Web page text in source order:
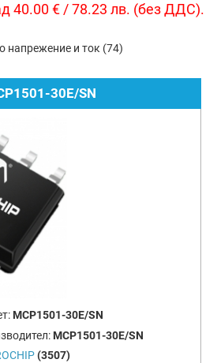
40.00 € / 78.23 лв. (без ДДС).
напрежение и ток (74)
30E/SN
MCP1501-30E/SN
MCP1501-30E/SN
(3507)